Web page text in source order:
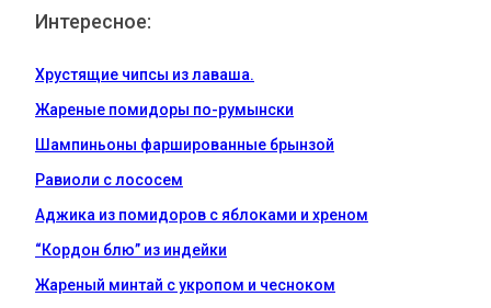
Интересное:
Хрустящие чипсы из лаваша.
Жареные помидоры по-румынски
Шампиньоны фаршированные брынзой
Равиоли с лососем
Аджика из помидоров с яблоками и хреном
“Кордон блю” из индейки
Жареный минтай с укропом и чесноком